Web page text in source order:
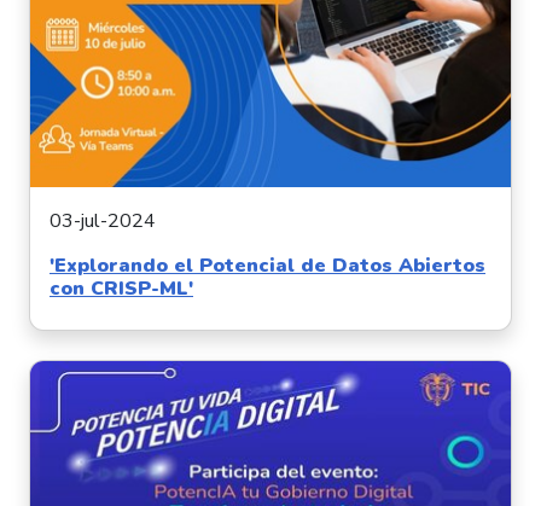
03-jul-2024
'Explorando el Potencial de Datos Abiertos
con CRISP-ML'